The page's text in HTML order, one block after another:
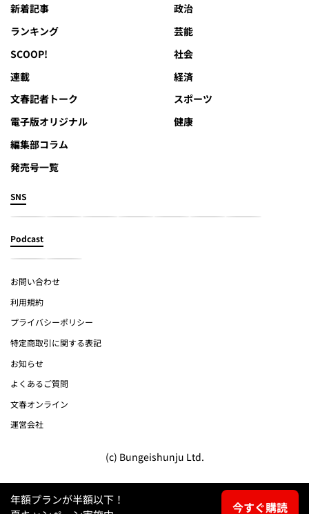
新着記事
ランキング
SCOOP!
連載
文春記者トーク
電子版オリジナル
編集部コラム
発売号一覧
政治
芸能
社会
経済
スポーツ
健康
SNS
Podcast
お問い合わせ
利用規約
プライバシーポリシー
特定商取引に関する表記
お知らせ
よくあるご質問
文春オンライン
運営会社
(c) Bungeishunju Ltd.
年額プランが半額以下！
今すぐ購読